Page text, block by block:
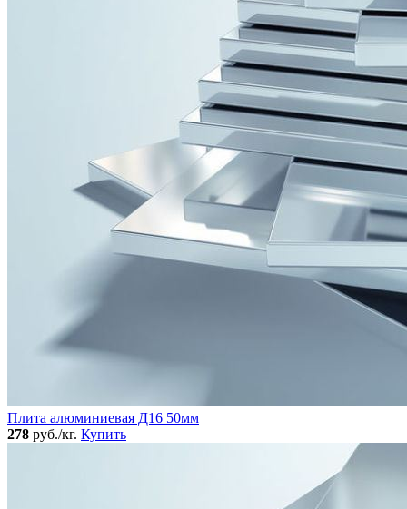
Плита алюминиевая Д16 50мм
278 руб./кг. Купить